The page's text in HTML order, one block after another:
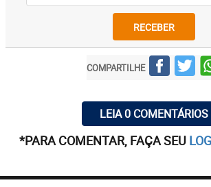
RECEBER
COMPARTILHE
LEIA 0 COMENTÁRIOS
*PARA COMENTAR, FAÇA SEU